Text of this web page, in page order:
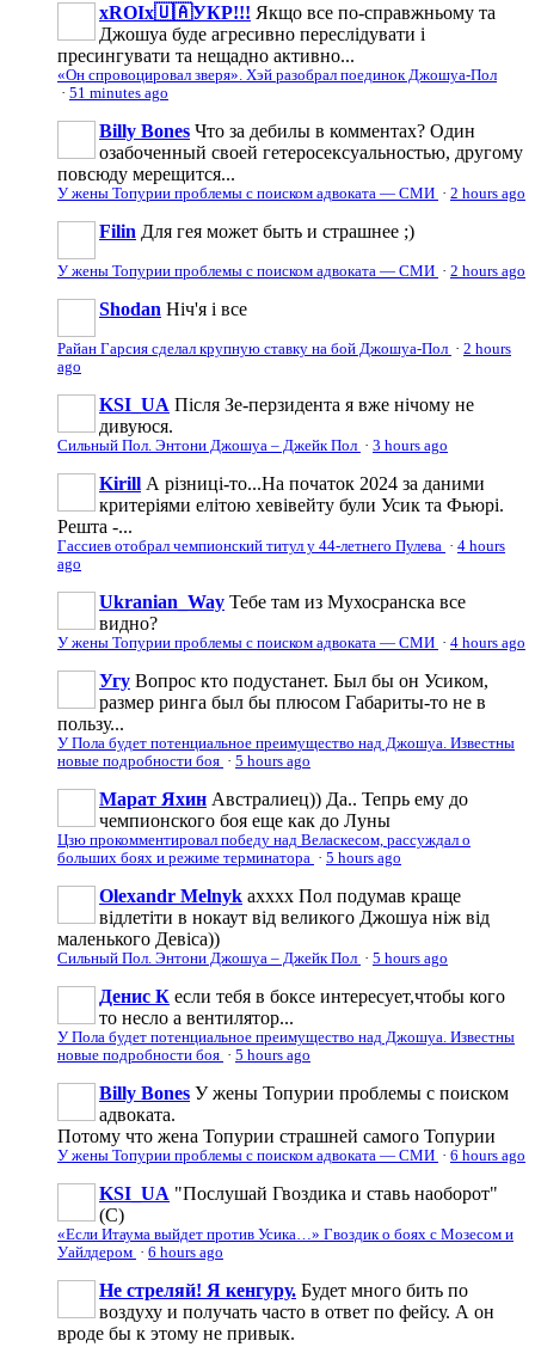
xROIx🇺🇦УКР!!! Якщо все по-справжньому та
Джошуа буде агресивно переслідувати і
пресингувати та нещадно активно...
«Он спровоцировал зверя». Хэй разобрал поединок Джошуа-Пол
· 51 minutes ago
Billy Bones Что за дебилы в комментах? Один
озабоченный своей гетеросексуальностью, другому
повсюду мерещится...
У жены Топурии проблемы с поиском адвоката — СМИ · 2 hours ago
Filin Для гея может быть и страшнее ;)
У жены Топурии проблемы с поиском адвоката — СМИ · 2 hours ago
Shodan Ніч'я і все
Райан Гарсия сделал крупную ставку на бой Джошуа-Пол · 2 hours
ago
KSI_UA Після Зе-перзидента я вже нічому не
дивуюся.
Сильный Пол. Энтони Джошуа – Джейк Пол · 3 hours ago
Kirill А різниці-то...На початок 2024 за даними
критеріями елітою хевівейту були Усик та Фьюрі.
Решта -...
Гассиев отобрал чемпионский титул у 44-летнего Пулева · 4 hours
ago
Ukranian_Way Тебе там из Мухосранска все
видно?
У жены Топурии проблемы с поиском адвоката — СМИ · 4 hours ago
Угу Вопрос кто подустанет. Был бы он Усиком,
размер ринга был бы плюсом Габариты-то не в
пользу...
У Пола будет потенциальное преимущество над Джошуа. Известны
новые подробности боя · 5 hours ago
Марат Яхин Австралиец)) Да.. Тепрь ему до
чемпионского боя еще как до Луны
Цзю прокомментировал победу над Веласкесом, рассуждал о
больших боях и режиме терминатора · 5 hours ago
Olexandr Melnyk ахххх Пол подумав краще
відлетіти в нокаут від великого Джошуа ніж від
маленького Девіса))
Сильный Пол. Энтони Джошуа – Джейк Пол · 5 hours ago
Денис К если тебя в боксе интересует,чтобы кого
то несло а вентилятор...
У Пола будет потенциальное преимущество над Джошуа. Известны
новые подробности боя · 5 hours ago
Billy Bones У жены Топурии проблемы с поиском
адвоката.
Потому что жена Топурии страшней самого Топурии
У жены Топурии проблемы с поиском адвоката — СМИ · 6 hours ago
KSI_UA "Послушай Гвоздика и ставь наоборот"
(С)
«Если Итаума выйдет против Усика…» Гвоздик о боях с Мозесом и
Уайлдером · 6 hours ago
Не стреляй! Я кенгуру. Будет много бить по
воздуху и получать часто в ответ по фейсу. А он
вроде бы к этому не привык.